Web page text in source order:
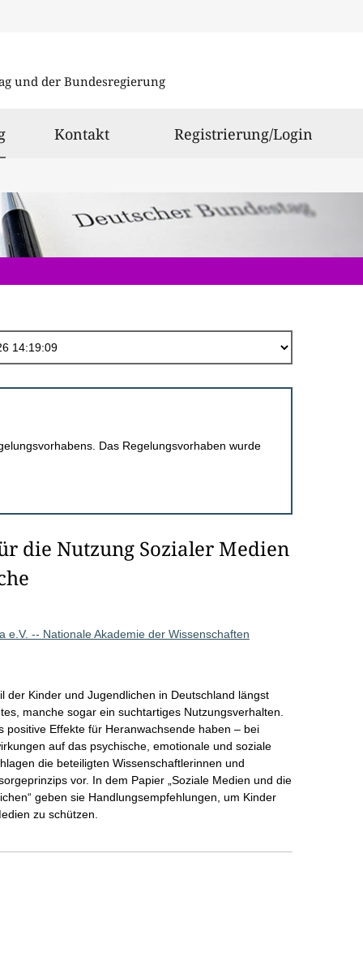
und der Bundesregierung
ausgewählt
Kontakt Registrierung/Login
Das Regelungsvorhaben wurde
die Nutzung Sozialer Medien
-- Nationale Akademie der Wissenschaften
Kinder und Jugendlichen in Deutschland längst
manche sogar ein suchtartiges Nutzungsverhalten.
Effekte für Heranwachsende haben – bei
auf das psychische, emotionale und soziale
die beteiligten Wissenschaftlerinnen und
vor. In dem Papier „Soziale Medien und die
geben sie Handlungsempfehlungen, um Kinder
zu schützen.